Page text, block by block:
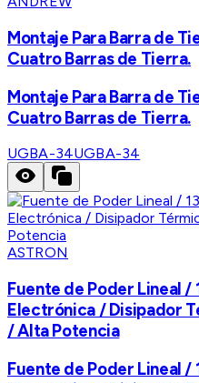
Montaje Para Barra de
Cuatro Barras de Tierra.
Montaje Para Barra de
Cuatro Barras de Tierra.
UGBA-34UGBA-34
ASTRON
Fuente de Poder Lineal /
Electrónica / Disipador
/ Alta Potencia
Fuente de Poder Lineal /